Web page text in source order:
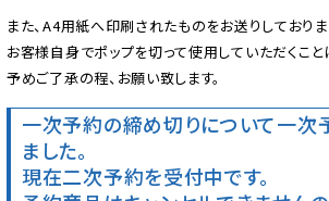
また、A4用紙へ印刷されたものをお送りしておりま
お客様自身でポップを切って使用していただくこと
予めご了承の程、お願い致します。
一次予約の締め切りについて一次
ました。
現在二次予約を受付中です。